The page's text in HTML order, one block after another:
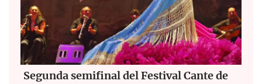
Segunda semifinal del Festival Cante de